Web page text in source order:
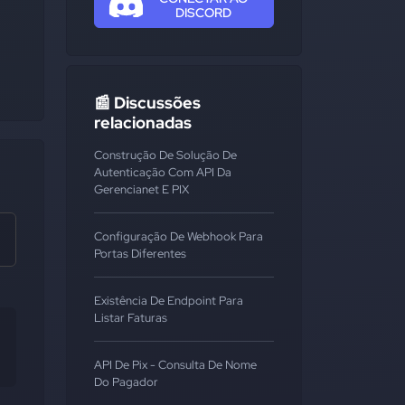
DISCORD
📰 Discussões
relacionadas
Construção De Solução De
Autenticação Com API Da
Gerencianet E PIX
Configuração De Webhook Para
Portas Diferentes
Existência De Endpoint Para
Listar Faturas
API De Pix - Consulta De Nome
Do Pagador